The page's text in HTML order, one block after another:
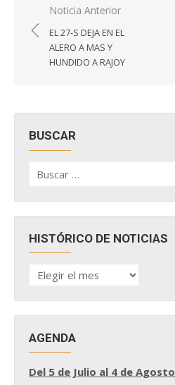
Navegación
de
entradas
Noticia Anterior
EL 27-S DEJA EN EL
ALERO A MAS Y
HUNDIDO A RAJOY
BUSCAR
por:
HISTÓRICO DE NOTICIAS
HISTÓRICO
DE
AGENDA
Del 5 de Julio al 4 de Agosto